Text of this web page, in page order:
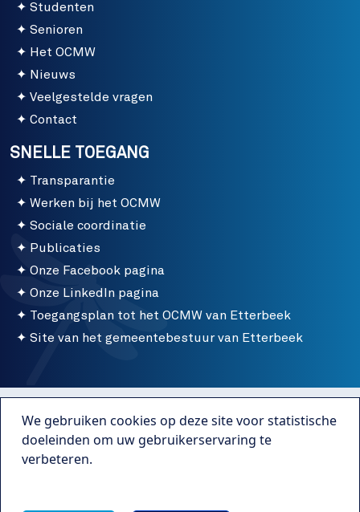
Studenten
Senioren
Het OCMW
Nieuws
Veelgestelde vragen
Contact
SNELLE TOEGANG
Transparantie
Werken bij het OCMW
Sociale coordinatie
Publicaties
Onze Facebook pagina
Onze LinkedIn pagina
Toegangsplan tot het OCMW van Etterbeek
Site van het gemeentebestuur van Etterbeek
Menu bottom
Publicaties
We gebruiken cookies op deze site voor statistische
doeleinden om uw gebruikerservaring te
verbeteren.